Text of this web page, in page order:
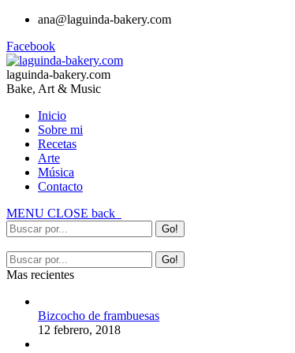
ana@laguinda-bakery.com
Facebook
laguinda-bakery.com
Bake, Art & Music
Inicio
Sobre mi
Recetas
Arte
Música
Contacto
MENU CLOSE back
Mas recientes
Bizcocho de frambuesas
12 febrero, 2018